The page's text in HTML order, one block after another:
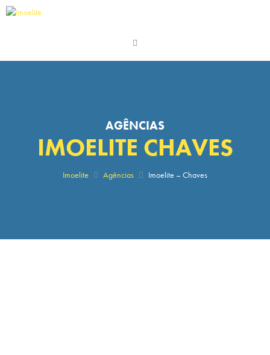
AGÊNCIAS
IMOELITE CHAVES
Imoelite Agências Imoelite – Chaves